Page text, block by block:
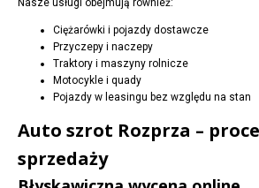
Nasze usługi obejmują również:
Ciężarówki i pojazdy dostawcze
Przyczepy i naczepy
Traktory i maszyny rolnicze
Motocykle i quady
Pojazdy w leasingu bez względu na stan
Auto szrot Rozprza –
sprzedaży